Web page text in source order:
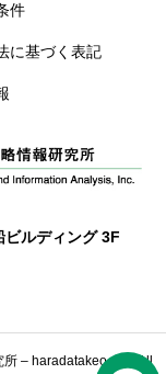
件
に基づく表記
ルディング 3F
– haradatakeo.com All